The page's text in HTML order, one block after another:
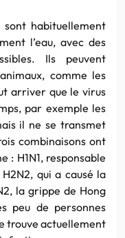
habituellement
l’eau, avec des
Ils peuvent
comme les
arriver que le virus
par exemple les
il ne se transmet
combinaisons ont
: H1N1, responsable
qui a causé la
la grippe de Hong
peu de personnes
trouve actuellement